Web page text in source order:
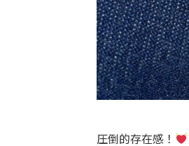
圧倒的存在感！